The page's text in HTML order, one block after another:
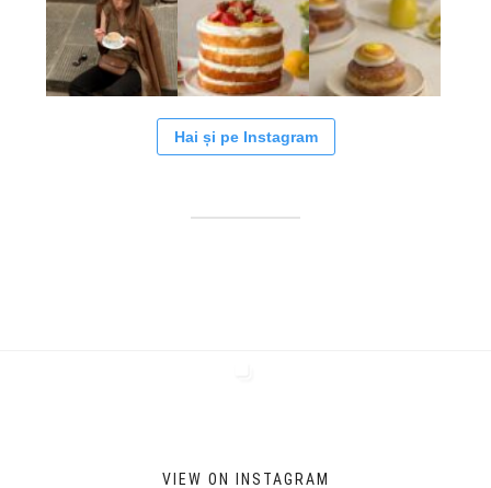
Hai și pe Instagram
VIEW ON INSTAGRAM